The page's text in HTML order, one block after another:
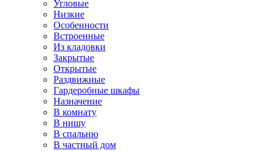
Угловые
Низкие
Особенности
Встроенные
Из кладовки
Закрытые
Открытые
Раздвижные
Гардеробные шкафы
Назначение
В комнату
В нишу
В спальню
В частный дом